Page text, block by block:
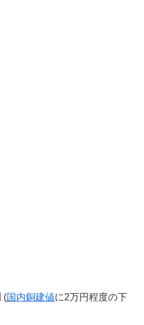
(国内銅建値に2万円程度の下